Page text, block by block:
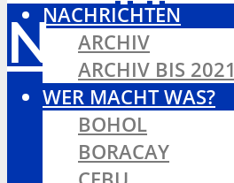
NACHRICHTEN
ARCHIV
ARCHIV BIS 2021
WER MACHT WAS?
BOHOL
BORACAY